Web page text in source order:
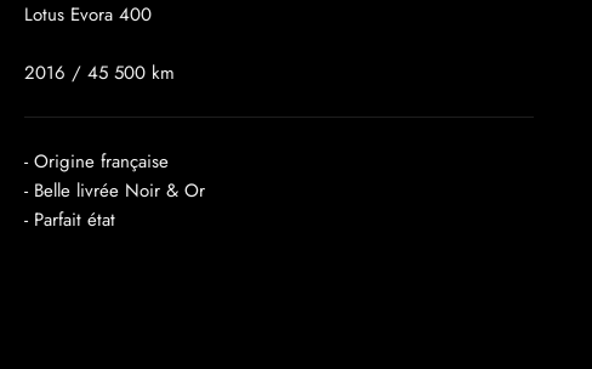
Lotus Evora 400
2016 / 45 500 km
- Origine française
- Belle livrée Noir & Or
- Parfait état